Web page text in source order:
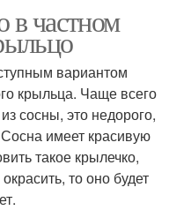
в частном
вариантом
крыльца. Чаще всего
сосны, это недорого,
имеет красивую
такое крылечко,
то оно будет